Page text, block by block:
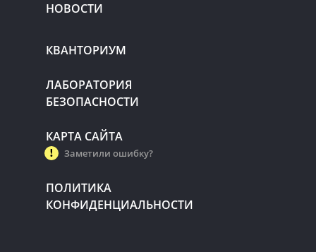
НОВОСТИ
КВАНТОРИУМ
ЛАБОРАТОРИЯ
БЕЗОПАСНОСТИ
КАРТА САЙТА
Заметили ошибку?
ПОЛИТИКА
КОНФИДЕНЦИАЛЬНОСТИ